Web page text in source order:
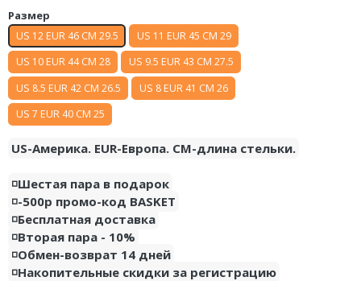
Размер
US 12 EUR 46 CM 29.5
US 11 EUR 45 CM 29
US 10 EUR 44 CM 28
US 9.5 EUR 43 CM 27.5
US 8.5 EUR 42 CM 26.5
US 8 EUR 41 CM 26
US 7 EUR 40 CM 25
US-Америка. EUR-Европа. CM-длина стельки.
◽️Шестая пара в подарок
◽️-500р промо-код BASKET
◽️Бесплатная доставка
◽️Вторая пара - 10%
◽️Обмен-возврат 14 дней
◽️Накопительные скидки за регистрацию
Air Jordan 11
Air Jordan 12
Air Jordan 13
Air Jordan 14
Air Jordan 15
Air Jordan 23